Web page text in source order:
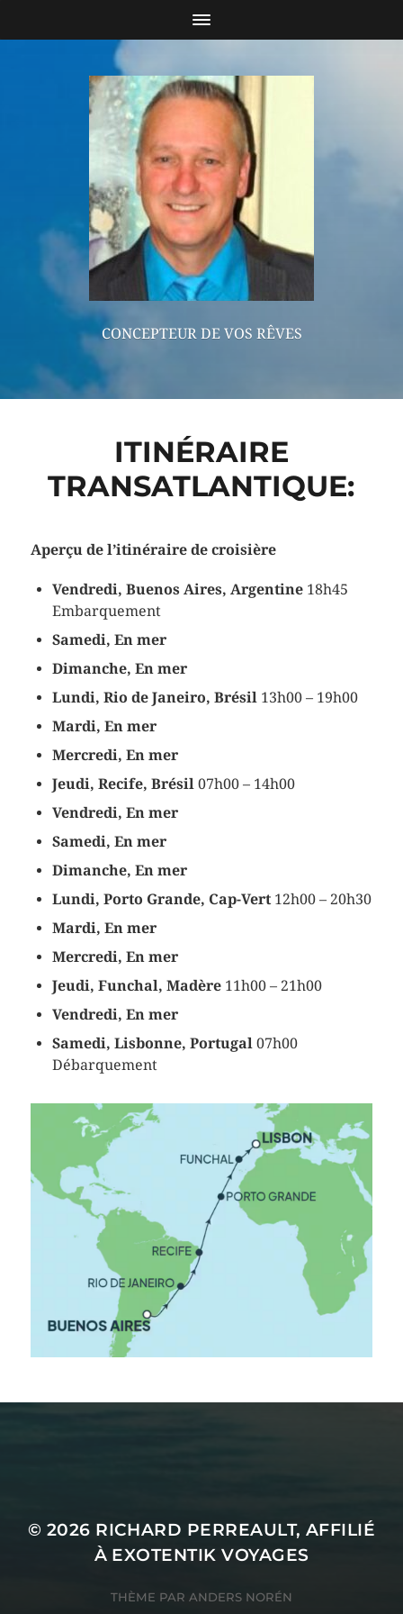
CONCEPTEUR DE VOS RÊVES
ITINÉRAIRE
TRANSATLANTIQUE:
Aperçu de l’itinéraire de croisière
Vendredi, Buenos Aires, Argentine18h45
Embarquement
Samedi, En mer
Dimanche, En mer
Lundi, Rio de Janeiro, Brésil13h00 – 19h00
Mardi, En mer
Mercredi, En mer
Jeudi, Recife, Brésil07h00 – 14h00
Vendredi, En mer
Samedi, En mer
Dimanche, En mer
Lundi, Porto Grande, Cap-Vert12h00 – 20h30
Mardi, En mer
Mercredi, En mer
Jeudi, Funchal, Madère11h00 – 21h00
Vendredi, En mer
Samedi, Lisbonne, Portugal07h00
Débarquement
© 2026 RICHARD PERREAULT, AFFILIÉ
À EXOTENTIK VOYAGES
THÈME PAR ANDERS NORÉN